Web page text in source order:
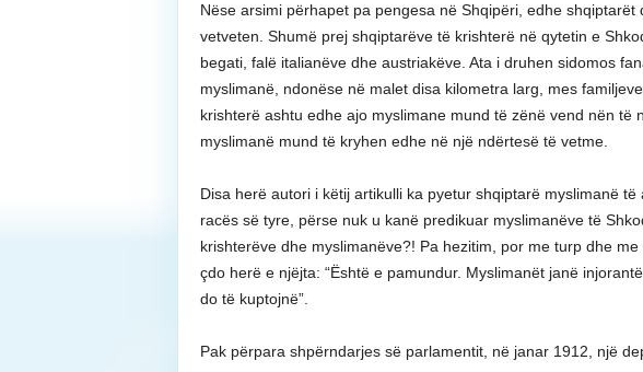
Nëse arsimi përhapet pa pengesa në Shqipëri, edhe shqiptarët
vetveten. Shumë prej shqiptarëve të krishterë në qytetin e
begati, falë italianëve dhe austriakëve. Ata i druhen sidomos
myslimanë, ndonëse në malet disa kilometra larg, mes
krishterë ashtu edhe ajo myslimane mund të zënë vend nën të
myslimanë mund të kryhen edhe në një ndërtesë të vetme.
Disa herë autori i këtij artikulli ka pyetur shqiptarë myslimanë
racës së tyre, përse nuk u kanë predikuar myslimanëve të
krishterëve dhe myslimanëve?! Pa hezitim, por me turp dhe
çdo herë e njëjta: “Është e pamundur. Myslimanët janë
do të kuptojnë”.
Pak përpara shpërndarjes së parlamentit, në janar 1912, një